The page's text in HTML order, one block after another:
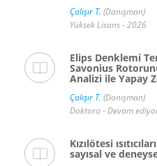
Çalışır T. (Danışman)
Yüksek Lisans - 2026
Elips Denklemi
Savonius
Analizi ile Yapay
Çalışır T. (Danışman)
Doktora - Devam
Kızılötesi
sayısal ve